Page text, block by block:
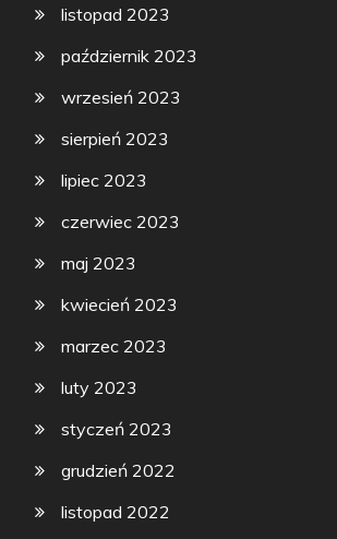
listopad 2023
październik 2023
wrzesień 2023
sierpień 2023
lipiec 2023
czerwiec 2023
maj 2023
kwiecień 2023
marzec 2023
luty 2023
styczeń 2023
grudzień 2022
listopad 2022